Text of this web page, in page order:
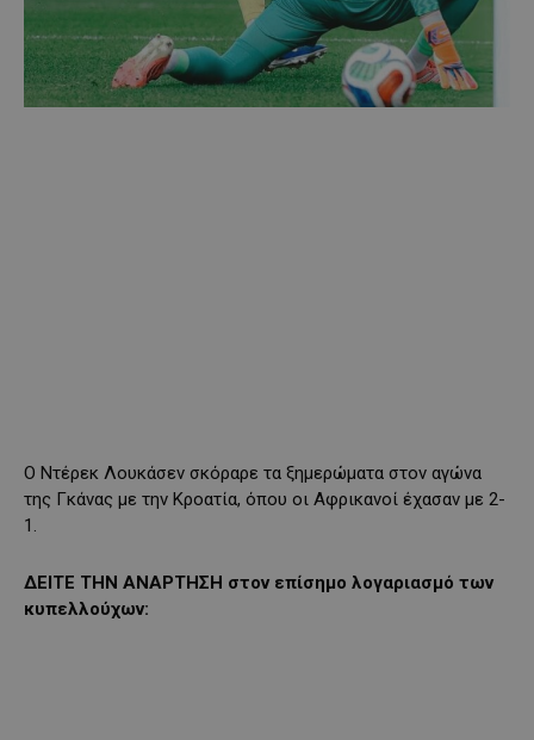
Ο Ντέρεκ Λουκάσεν σκόραρε τα ξημερώματα στον αγώνα
της Γκάνας με την Κροατία, όπου οι Αφρικανοί έχασαν με 2-
1.
ΔΕΙΤΕ ΤΗΝ ΑΝΑΡΤΗΣΗ στον επίσημο λογαριασμό των
κυπελλούχων: